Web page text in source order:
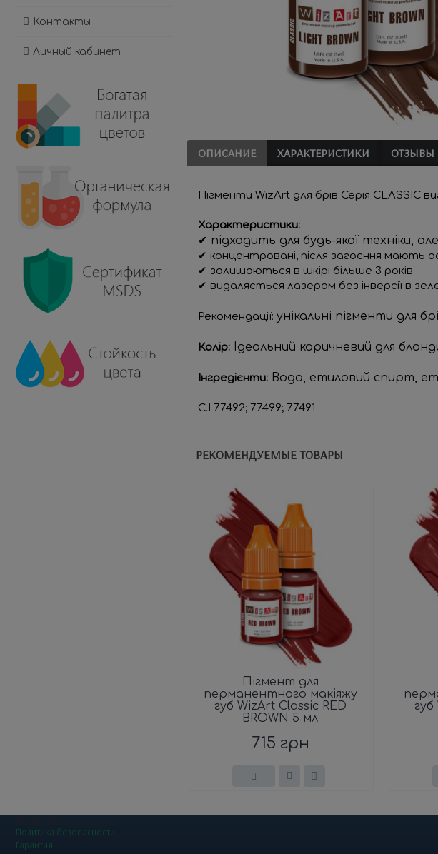
Контакты
Личный кабинет
ОПИСАНИЕ ХАРАКТЕРИСТИКИ ОТЗЫВЫ
Пігменти WizArt для брів Серія CLASSIC
Характеристики:
✔ підходить для будь-якої техніки,
✔ концентровані, після загоєння мають
✔ залишаються в шкірі більше 3 років
✔ видаляється лазером без інверсії в
Рекомендації: унікальні пігменти для
Колір: Ідеальний коричневий для
Інгредієнти: Вода, етиловий спирт,
C.I 77492; 77499; 77491
РЕКОМЕНДУЕМЫЕ ТОВАРЫ
Пігмент для
перманентного макіяжу
губ WizArt Classic RED
BROWN 5 мл
715 грн
губ
Политика безопасности
Гарантия